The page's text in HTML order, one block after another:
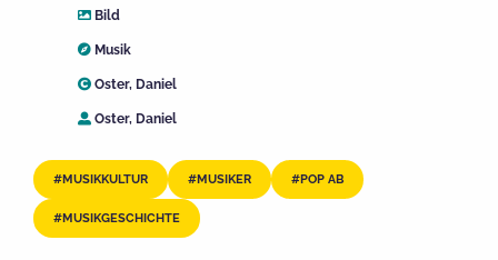
Bild
Musik
Oster, Daniel
Oster, Daniel
MUSIKKULTUR MUSIKER POP AB
MUSIKGESCHICHTE